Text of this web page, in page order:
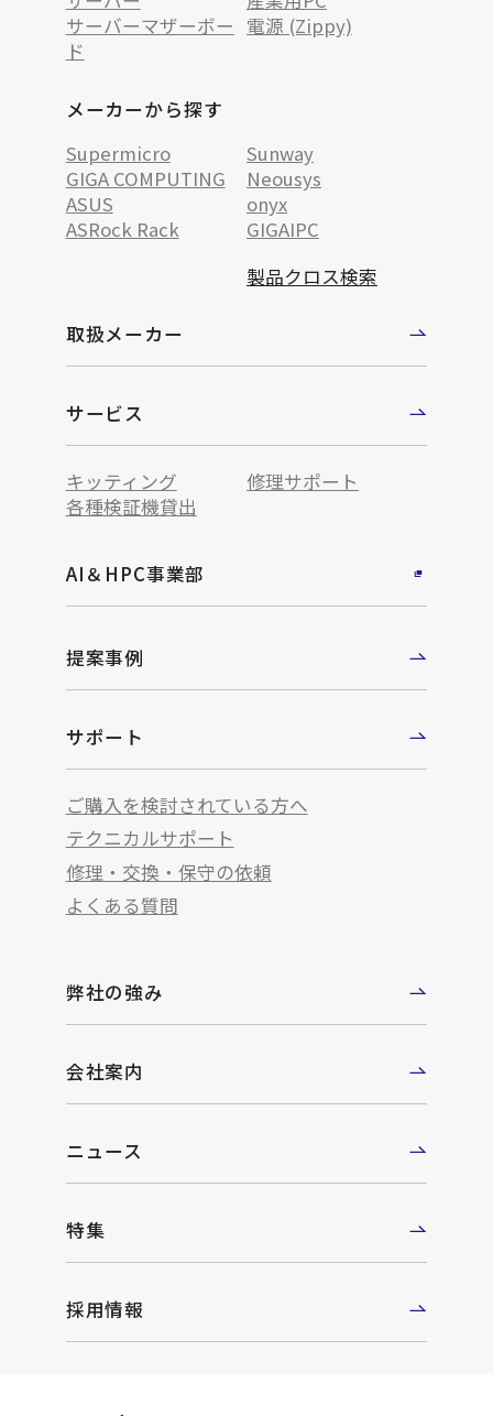
サーバーマザーボー
ド
電源 (Zippy)
メーカーから探す
Supermicro
Sunway
GIGA COMPUTING
Neousys
ASUS
onyx
ASRock Rack
GIGAIPC
製品クロス検索
取扱メーカー
サービス
キッティング
修理サポート
各種検証機貸出
AI＆HPC事業部
提案事例
サポート
ご購入を検討されている方へ
テクニカルサポート
修理・交換・保守の依頼
よくある質問
弊社の強み
会社案内
ニュース
特集
採用情報